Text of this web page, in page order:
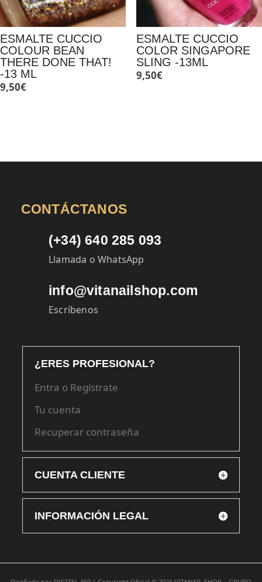
ESMALTE CUCCIO
COLOUR BEAN
THERE DONE THAT!
-13 ML
9,50€
ESMALTE CUCCIO
COLOR SINGAPORE
SLING -13ML
9,50€
CONTÁCTANOS
(+34) 640 285 093
Llamada o WhatsApp
info@vitanailshop.com
Escríbenos
¿ERES PROFESIONAL?
Entra o Regístrate
Tu cuenta
Recuperar contraseña
CUENTA CLIENTE
INFORMACIÓN LEGAL